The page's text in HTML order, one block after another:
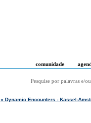
comunidade
Pesquise por palavras e/
« Dynamic Encounters - Kassel-